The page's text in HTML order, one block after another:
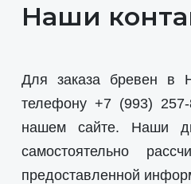
Наши
Для заказа бревен в
телефону +7 (993) 257-
нашем сайте. Наши
самостоятельно
предоставленной